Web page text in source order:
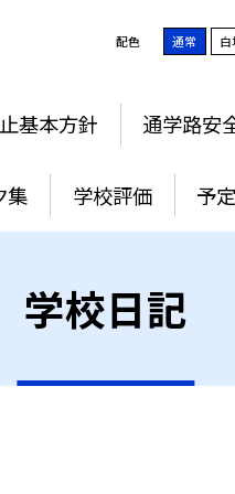
配色 通常 白
基本方針 通学路安
集 学校評価 予
学校日記